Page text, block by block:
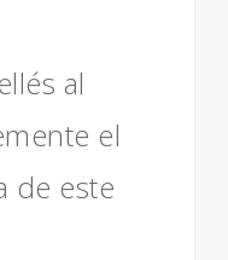
al
el
de este